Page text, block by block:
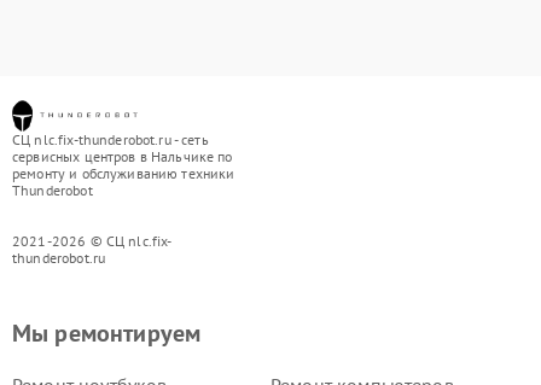
СЦ nlc.fix-thunderobot.ru - сеть
сервисных центров в Нальчике по
ремонту и обслуживанию техники
Thunderobot
2021-2026 © СЦ nlc.fix-
thunderobot.ru
Мы ремонтируем